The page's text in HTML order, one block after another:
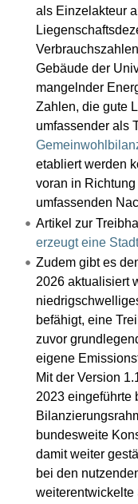
als Einzelakteur
Gebäude der
mangelnder
Zahlen, die gute
umfassender als
etabliert werden
voran in
umfassenden
Artikel zur
erzeugt eine
Zudem gibt es
2026 aktualisiert
befähigt, eine
zuvor
eigene
Mit der Version
2023 eingeführte
bundesweite
damit weiter
bei den
weiterentwickelte